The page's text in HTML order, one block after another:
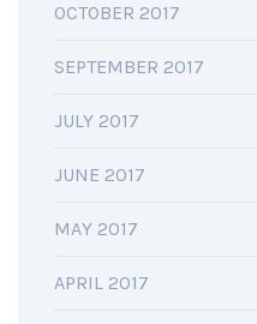
OCTOBER 2017
SEPTEMBER 2017
JULY 2017
JUNE 2017
MAY 2017
APRIL 2017